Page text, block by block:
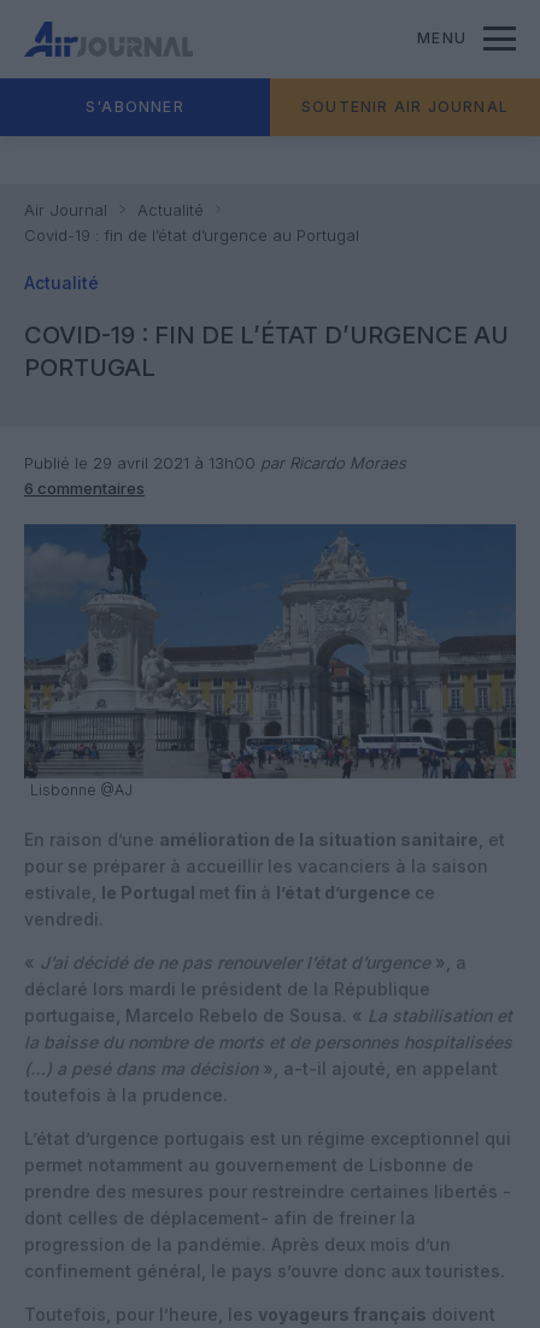
MENU
S'ABONNER SOUTENIR AIR JOURNAL
Air Journal
Actualité
Covid-19 : fin de l’état d’urgence au Portugal
Actualité
COVID-19 : FIN DE L’ÉTAT D’URGENCE AU
PORTUGAL
Publié le 29 avril 2021 à 13h00 par Ricardo Moraes
6 commentaires
Lisbonne @AJ
En raison d’une amélioration de la situation sanitaire , et
pour se préparer à accueillir les vacanciers à la saison
estivale, le Portugal met fin à l’état d’urgence ce
vendredi.
« J’ai décidé de ne pas renouveler l’état d’urgence », a
déclaré lors mardi le président de la République
portugaise, Marcelo Rebelo de Sousa. « La stabilisation et
la baisse du nombre de morts et de personnes hospitalisées
(…) a pesé dans ma décision », a-t-il ajouté, en appelant
toutefois à la prudence.
L’état d’urgence portugais est un régime exceptionnel qui
permet notamment au gouvernement de Lisbonne de
prendre des mesures pour restreindre certaines libertés -
dont celles de déplacement- afin de freiner la
progression de la pandémie. Après deux mois d’un
confinement général, le pays s’ouvre donc aux touristes.
Toutefois, pour l’heure, les voyageurs français doivent